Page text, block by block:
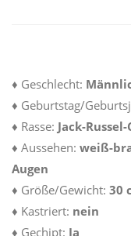
♦ Geschlecht:
♦ Geburtstag/
♦ Rasse: Jack-
♦ Aussehen: weiß-
Augen
♦ Größe/Gewicht: 30
♦ Kastriert: nein
♦ Gechipt: Ja